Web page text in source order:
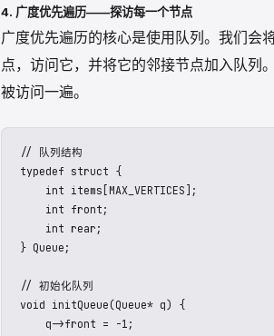
4. 广度优先遍历——探访每一个节点
广度优先遍历的核心是使用队列。我们会
点，访问它，并将它的邻接节点加入队列
// 队列结构
typedef struct {
    int items[MAX_VERTICES];
    int front;
    int rear;
// 初始化队列
void initQueue(Queue* q) {